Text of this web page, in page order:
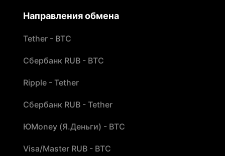
Направления обмена
Tether - BTC
Сбербанк RUB - BTC
Ripple - Tether
Сбербанк RUB - Tether
ЮMoney (Я.Деньги) - BTC
Visa/Master RUB - BTC